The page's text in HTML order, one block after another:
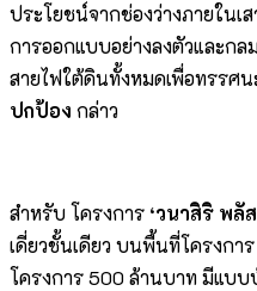
ประโยชน์จากช่องว่างภายในเ
การออกแบบอย่างลงตัวและกล
สายไฟใต้ดินทั้งหมดเพื่อทรรศ
ปกป้อง กล่าว
สำหรับ โครงการ ‘วนาสิริ พลัส
เดี่ยวชั้นเดียว บนพื้นที่โครงกา
โครงการ 500 ล้านบาท มีแบ